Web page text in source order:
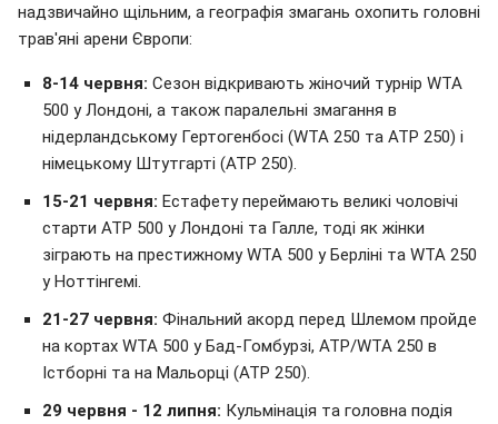
надзвичайно щільним, а географія змагань охопить головні
трав'яні арени Європи:
8-14 червня: Сезон відкривають жіночий турнір WTA
500 у Лондоні, а також паралельні змагання в
нідерландському Гертогенбосі (WTA 250 та ATP 250) і
німецькому Штутгарті (ATP 250).
15-21 червня: Естафету переймають великі чоловічі
старти ATP 500 у Лондоні та Галле, тоді як жінки
зіграють на престижному WTA 500 у Берліні та WTA 250
у Ноттінгемі.
21-27 червня: Фінальний акорд перед Шлемом пройде
на кортах WTA 500 у Бад-Гомбурзі, ATP/WTA 250 в
Істборні та на Мальорці (ATP 250).
29 червня - 12 липня: Кульмінація та головна подія